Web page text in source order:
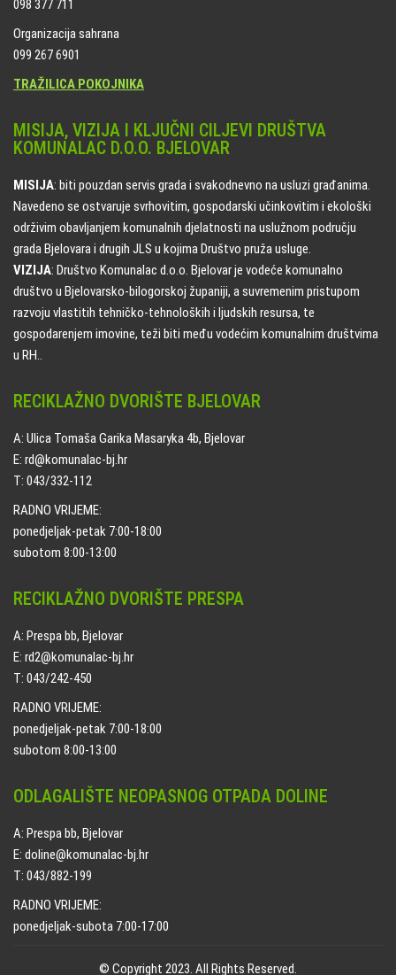
098 377 711
Organizacija sahrana
099 267 6901
TRAŽILICA POKOJNIKA
MISIJA, VIZIJA I KLJUČNI CILJEVI DRUŠTVA
KOMUNALAC D.O.O. BJELOVAR
MISIJA: biti pouzdan servis grada i svakodnevno na usluzi građanima.
Navedeno se ostvaruje svrhovitim, gospodarski učinkovitim i ekološki
održivim obavljanjem komunalnih djelatnosti na uslužnom području
grada Bjelovara i drugih JLS u kojima Društvo pruža usluge.
VIZIJA: Društvo Komunalac d.o.o. Bjelovar je vodeće komunalno
društvo u Bjelovarsko-bilogorskoj županiji, a suvremenim pristupom
razvoju vlastitih tehničko-tehnoloških i ljudskih resursa, te
gospodarenjem imovine, teži biti među vodećim komunalnim društvima
u RH..
RECIKLAŽNO DVORIŠTE BJELOVAR
A: Ulica Tomaša Garika Masaryka 4b, Bjelovar
E: rd@komunalac-bj.hr
T: 043/332-112
RADNO VRIJEME:
ponedjeljak-petak 7:00-18:00
subotom 8:00-13:00
RECIKLAŽNO DVORIŠTE PRESPA
A: Prespa bb, Bjelovar
E: rd2@komunalac-bj.hr
T: 043/242-450
RADNO VRIJEME:
ponedjeljak-petak 7:00-18:00
subotom 8:00-13:00
ODLAGALIŠTE NEOPASNOG OTPADA DOLINE
A: Prespa bb, Bjelovar
E: doline@komunalac-bj.hr
T: 043/882-199
RADNO VRIJEME:
ponedjeljak-subota 7:00-17:00
© Copyright 2023. All Rights Reserved.